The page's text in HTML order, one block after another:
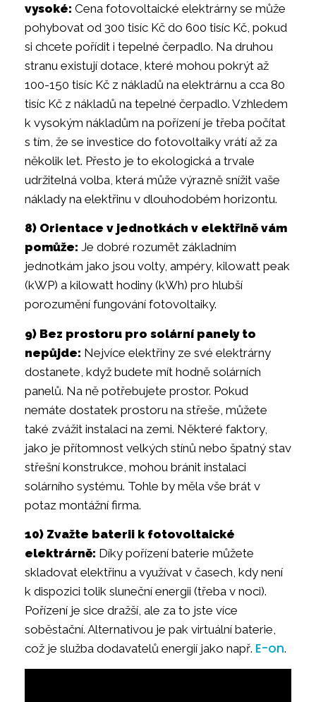
vysoké: Cena fotovoltaické elektrárny se může
pohybovat od 300 tisíc Kč do 600 tisíc Kč, pokud
si chcete pořídit i tepelné čerpadlo. Na druhou
stranu existují dotace, které mohou pokrýt až
100-150 tisíc Kč z nákladů na elektrárnu a cca 80
tisíc Kč z nákladů na tepelné čerpadlo. Vzhledem
k vysokým nákladům na pořízení je třeba počítat
s tím, že se investice do fotovoltaiky vrátí až za
několik let. Přesto je to ekologická a trvale
udržitelná volba, která může výrazně snížit vaše
náklady na elektřinu v dlouhodobém horizontu.
8) Orientace v jednotkách v elektřině vám
pomůže: Je dobré rozumět základním
jednotkám jako jsou volty, ampéry, kilowatt peak
(kWP) a kilowatt hodiny (kWh) pro hlubší
porozumění fungování fotovoltaiky.
9) Bez prostoru pro solární panely to
nepůjde: Nejvíce elektřiny ze své elektrárny
dostanete, když budete mít hodně solárních
panelů. Na ně potřebujete prostor. Pokud
nemáte dostatek prostoru na střeše, můžete
také zvážit instalaci na zemi. Některé faktory,
jako je přítomnost velkých stínů nebo špatný stav
střešní konstrukce, mohou bránit instalaci
solárního systému. Tohle by měla vše brát v
potaz montážní firma.
10) Zvažte baterii k fotovoltaické
elektrárně: Díky pořízení baterie můžete
skladovat elektřinu a využívat v časech, kdy není
k dispozici tolik sluneční energii (třeba v noci).
Pořízení je sice dražší, ale za to jste více
soběstační. Alternativou je pak virtuální baterie,
což je služba dodavatelů energií jako např. E-on.